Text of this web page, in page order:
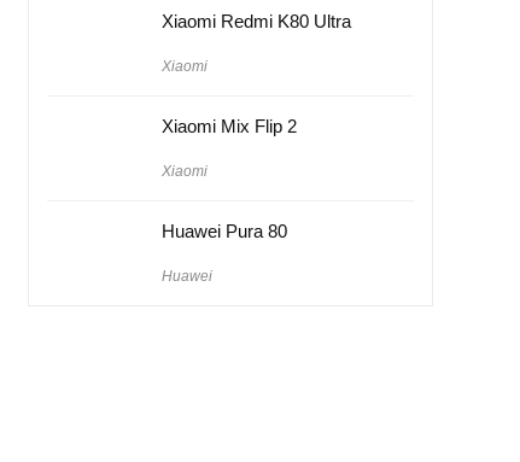
Xiaomi Redmi K80 Ultra
Xiaomi
Xiaomi Mix Flip 2
Xiaomi
Huawei Pura 80
Huawei